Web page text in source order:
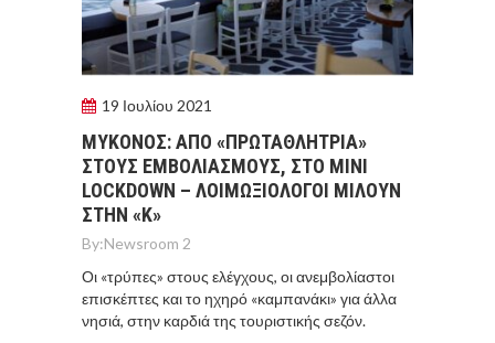
19 Ιουλίου 2021
ΜΥΚΟΝΟΣ: ΑΠΟ «ΠΡΩΤΑΘΛΗΤΡΙΑ»
ΣΤΟΥΣ ΕΜΒΟΛΙΑΣΜΟΥΣ, ΣΤΟ ΜΙΝΙ
LOCKDOWN – ΛΟΙΜΩΞΙΟΛΟΓΟΙ ΜΙΛΟΥΝ
ΣΤΗΝ «Κ»
By:Newsroom 2
Οι «τρύπες» στους ελέγχους, οι ανεμβολίαστοι
επισκέπτες και το ηχηρό «καμπανάκι» για άλλα
νησιά, στην καρδιά της τουριστικής σεζόν.